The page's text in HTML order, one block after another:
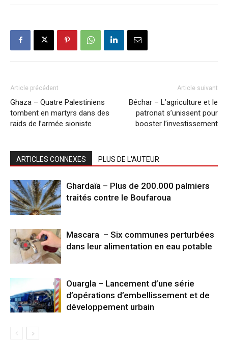
Article précédent
Ghaza – Quatre Palestiniens
tombent en martyrs dans des
raids de l’armée sioniste
Article suivant
Béchar – L’agriculture et le
patronat s’unissent pour
booster l’investissement
ARTICLES CONNEXES PLUS DE L'AUTEUR
Ghardaïa – Plus de 200.000 palmiers
traités contre le Boufaroua
Mascara – Six communes perturbées
dans leur alimentation en eau potable
Ouargla – Lancement d’une série
d’opérations d’embellissement et de
développement urbain